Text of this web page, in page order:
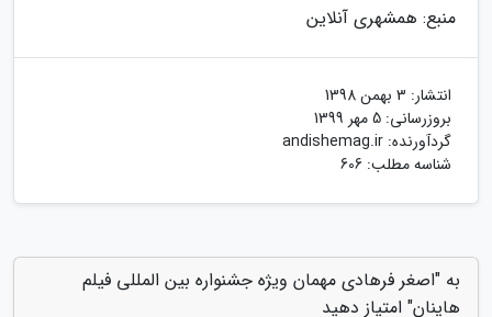
منبع: همشهری آنلاین
انتشار: 3 بهمن 1398
بروزرسانی: 5 مهر 1399
گردآورنده: andishemag.ir
شناسه مطلب: 606
به "اصغر فرهادی مهمان ویژه جشنواره بین المللی فیلم
هاینان" امتیاز دهید